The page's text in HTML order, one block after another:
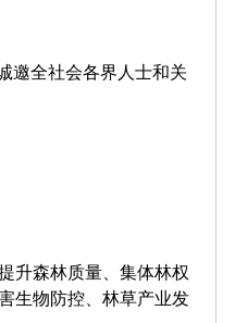
邀全社会各界人士和关
升森林质量、集体林权
生物防控、林草产业发